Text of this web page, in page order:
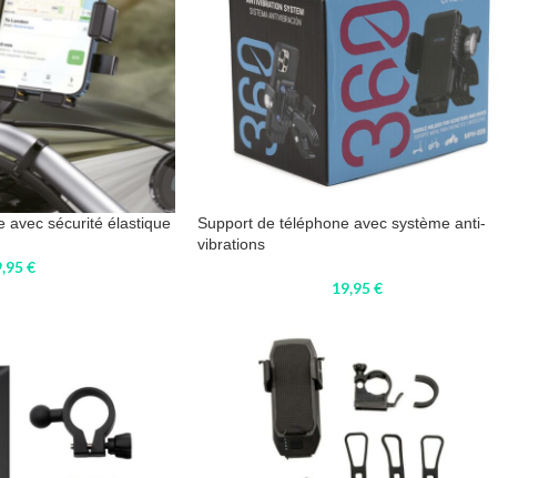
avec sécurité élastique
€
Support de téléphone avec système anti-
vibrations
19,95€